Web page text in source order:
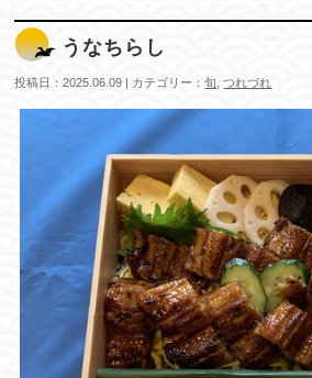
うなちらし
投稿日：2025.06.09 | カテゴリー：旬 ,つれづれ